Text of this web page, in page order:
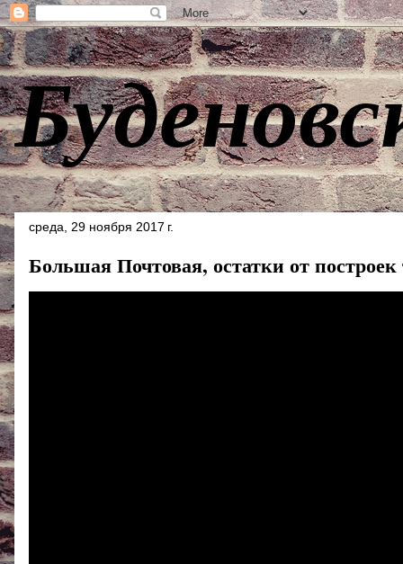
среда, 29 ноября 2017 г.
Большая Почтовая, остатки от